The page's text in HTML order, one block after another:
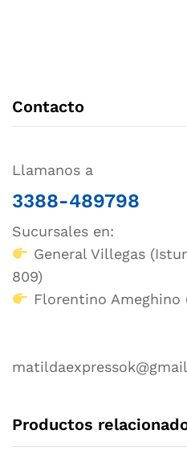
Contacto
Llamanos a
3388-489798
Sucursales en:
General Villegas
809)
Florentino Ameghino
Productos